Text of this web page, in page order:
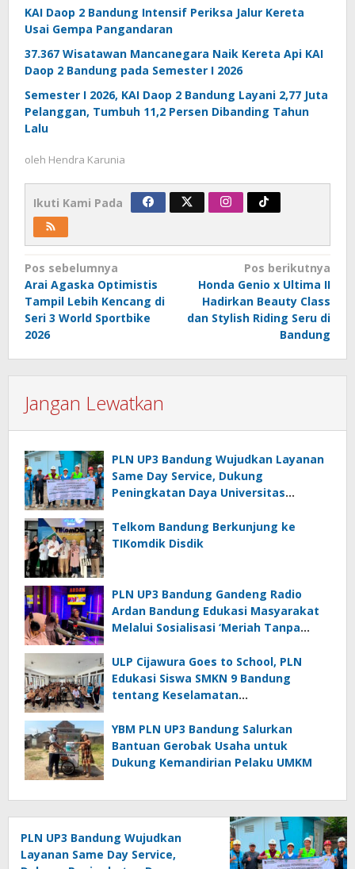
KAI Daop 2 Bandung Intensif Periksa Jalur Kereta
Usai Gempa Pangandaran
37.367 Wisatawan Mancanegara Naik Kereta Api KAI
Daop 2 Bandung pada Semester I 2026
Semester I 2026, KAI Daop 2 Bandung Layani 2,77 Juta
Pelanggan, Tumbuh 11,2 Persen Dibanding Tahun
Lalu
oleh Hendra Karunia
Ikuti Kami Pada
Navigasi
pos
Pos sebelumnya
Arai Agaska Optimistis
Tampil Lebih Kencang di
Seri 3 World Sportbike
2026
Pos berikutnya
Honda Genio x Ultima II
Hadirkan Beauty Class
dan Stylish Riding Seru di
Bandung
Jangan Lewatkan
PLN UP3 Bandung Wujudkan Layanan
Same Day Service, Dukung
Peningkatan Daya Universitas
Telkom Bandung Berkunjung ke
TIKomdik Disdik
PLN UP3 Bandung Gandeng Radio
Ardan Bandung Edukasi Masyarakat
Melalui Sosialisasi ‘Meriah Tanpa
Umbul di Dekat Jaringan Listrik’
ULP Cijawura Goes to School, PLN
Edukasi Siswa SMKN 9 Bandung
tentang Keselamatan
YBM PLN UP3 Bandung Salurkan
Bantuan Gerobak Usaha untuk
Dukung Kemandirian Pelaku UMKM
PLN UP3 Bandung Wujudkan
Layanan Same Day Service,